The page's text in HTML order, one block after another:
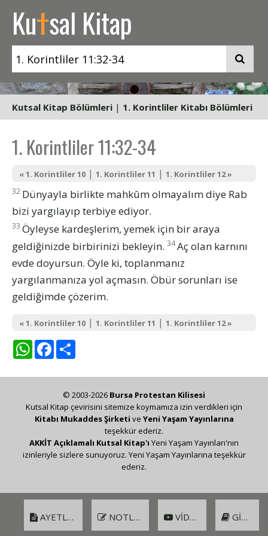
Kutsal Kitap
Kutsal Kitap Bölümleri | 1. Korintliler Kitabı Bölümleri
1. Korintliler 11:32-34
« 1. Korintliler 10 | 1. Korintliler 11 | 1. Korintliler 12 »
32 Dünyayla birlikte mahkûm olmayalım diye Rab
bizi yargılayıp terbiye ediyor.
33 Öyleyse kardeşlerim, yemek için bir araya
geldiğinizde birbirinizi bekleyin. 34Aç olan karnını
evde doyursun. Öyle ki, toplanmanız
yargılanmanıza yol açmasın. Öbür sorunları ise
geldiğimde çözerim.
« 1. Korintliler 10 | 1. Korintliler 11 | 1. Korintliler 12 »
WhatsAppFacebook
AYETLER NOTLAR VIDEO GIRIŞ
© 2003-2026 Bursa Protestan Kilisesi
Kutsal Kitap çevirisini sitemize koymamıza izin verdikleri için
Kitabı Mukaddes Şirketi ve Yeni Yaşam Yayınlarına
teşekkür ederiz.
AKKİT Açıklamalı Kutsal Kitap'ı Yeni Yaşam Yayınları'nın
izinleriyle sizlere sunuyoruz. Yeni Yaşam Yayınlarına teşekkür
ederiz.